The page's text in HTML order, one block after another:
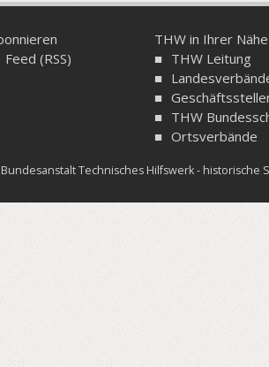
Feed (RSS)
THW in Ihrer Nähe
THW Leitung
THW
Ortsverbände
Technisches Hilfswerk - historische